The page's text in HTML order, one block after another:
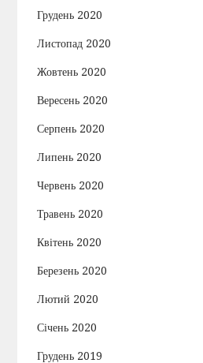
Грудень 2020
Листопад 2020
Жовтень 2020
Вересень 2020
Серпень 2020
Липень 2020
Червень 2020
Травень 2020
Квітень 2020
Березень 2020
Лютий 2020
Січень 2020
Грудень 2019